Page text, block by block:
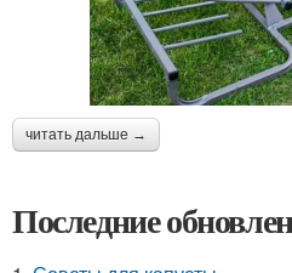
читать дальше →
Последние